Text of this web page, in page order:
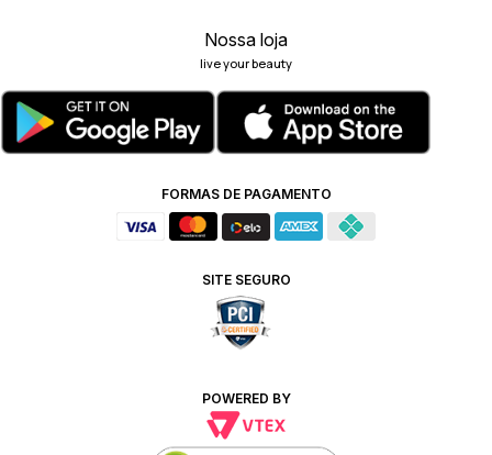
Nossa loja
live your beauty
FORMAS DE PAGAMENTO
SITE SEGURO
POWERED BY